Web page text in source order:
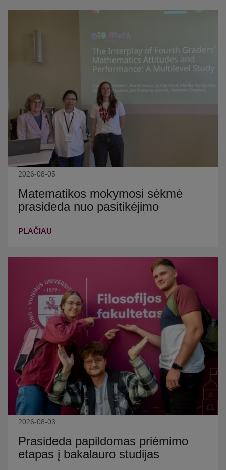
2026-08-05
Matematikos mokymosi sėkmė
prasideda nuo pasitikėjimo
PLAČIAU
2026-08-03
Prasideda papildomas priėmimo
etapas į bakalauro studijas